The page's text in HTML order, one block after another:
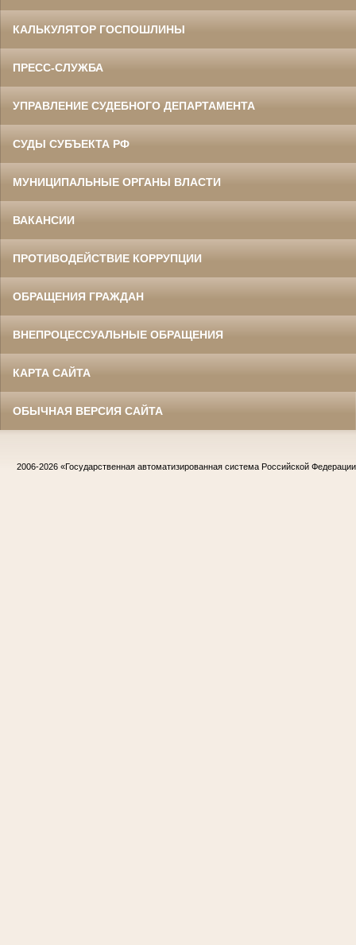
КАЛЬКУЛЯТОР ГОСПОШЛИНЫ
ПРЕСС-СЛУЖБА
УПРАВЛЕНИЕ СУДЕБНОГО ДЕПАРТАМЕНТА
СУДЫ СУБЪЕКТА РФ
МУНИЦИПАЛЬНЫЕ ОРГАНЫ ВЛАСТИ
ВАКАНСИИ
ПРОТИВОДЕЙСТВИЕ КОРРУПЦИИ
ОБРАЩЕНИЯ ГРАЖДАН
ВНЕПРОЦЕССУАЛЬНЫЕ ОБРАЩЕНИЯ
КАРТА САЙТА
ОБЫЧНАЯ ВЕРСИЯ САЙТА
2006-2026 «Государственная автоматизированная система Российской